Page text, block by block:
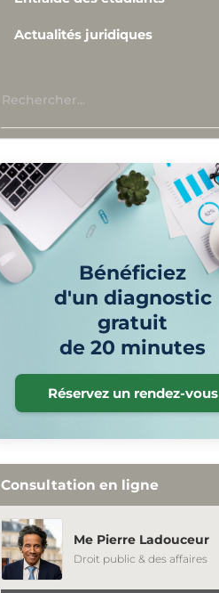
Actualités juridiques
Bénéficiez
d'un diagnostic
gratuit
de 20 minutes
Réservez un rendez-vous
Consultation en ligne
Me Pierre Ladouceur
Droit public & des affaires